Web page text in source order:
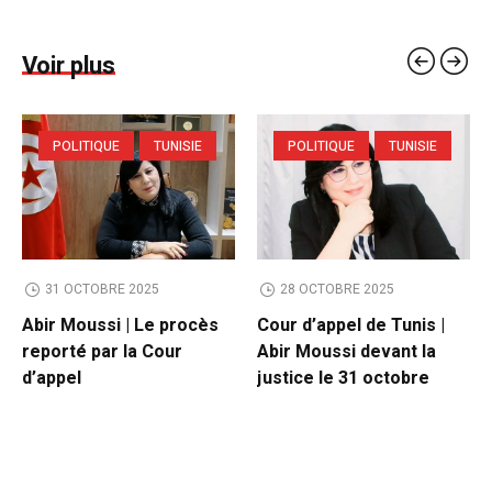
Voir plus
POLITIQUE TUNISIE
31 OCTOBRE 2025
Abir Moussi | Le procès
reporté par la Cour
d’appel
POLITIQUE TUNISIE
28 OCTOBRE 2025
Cour d’appel de Tunis |
Abir Moussi devant la
justice le 31 octobre